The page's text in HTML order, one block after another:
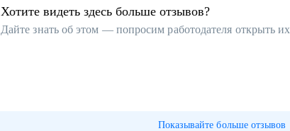
Хотите видеть здесь больше отзывов?
Дайте знать об этом — попросим работодателя открыть их
Показывайте больше отзывов